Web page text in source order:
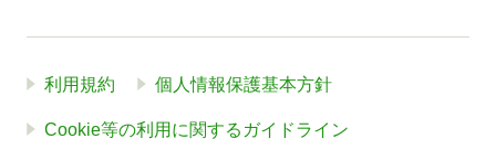
利用規約 個人情報保護基本方針
Cookie等の利用に関するガイドライン